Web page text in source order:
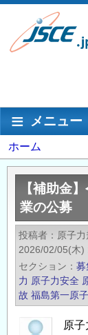
メ
ン
移
メインナビゲ
メニュー
パ
ン
ず
ホーム
【補助金
業の公募
投稿者 原子
2026/02/05(木)
セクション
募
力 原子力安全
故 福島第一原
原